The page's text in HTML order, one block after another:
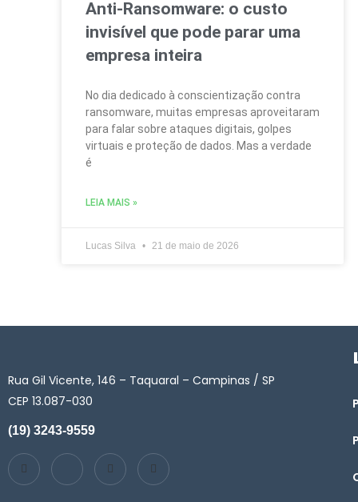
Anti‑Ransomware: o custo
invisível que pode parar uma
empresa inteira
No dia dedicado à conscientização contra
ransomware, muitas empresas aproveitaram
para falar sobre ataques digitais, golpes
virtuais e proteção de dados. Mas a verdade
é
LEIA MAIS »
Lucas Silva 21 de maio de 2026
Rua Gil Vicente, 146 – Taquaral – Campinas / SP
CEP 13.087-030
(19) 3243-9559